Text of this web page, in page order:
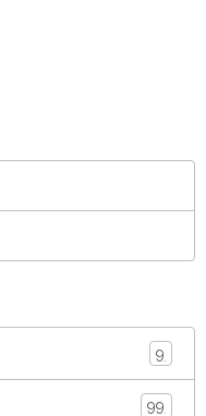
9
99